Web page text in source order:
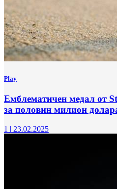
Play
Емблематичен медал от
за половин милион
1 | 23.02.2025